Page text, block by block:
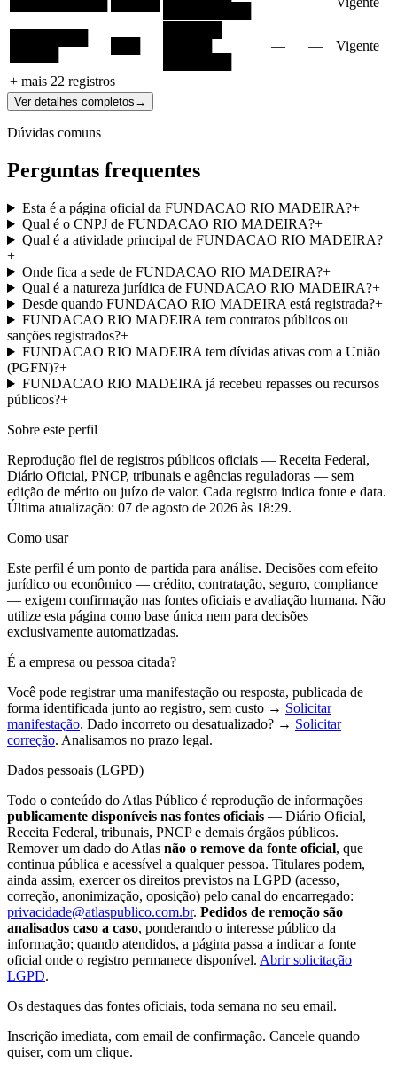
— — Vigente
+ mais 22 registros
Ver detalhes completos →
Dúvidas comuns
Perguntas frequentes
Esta é a página oficial da FUNDACAO RIO MADEIRA?+
Qual é o CNPJ de FUNDACAO RIO MADEIRA?+
Qual é a atividade principal de FUNDACAO RIO MADEIRA?
+
Onde fica a sede de FUNDACAO RIO MADEIRA?+
Qual é a natureza jurídica de FUNDACAO RIO MADEIRA?+
Desde quando FUNDACAO RIO MADEIRA está registrada?+
FUNDACAO RIO MADEIRA tem contratos públicos ou
sanções registrados?+
FUNDACAO RIO MADEIRA tem dívidas ativas com a União
(PGFN)?+
FUNDACAO RIO MADEIRA já recebeu repasses ou recursos
públicos?+
Sobre este perfil
Reprodução fiel de registros públicos oficiais — Receita Federal,
Diário Oficial, PNCP, tribunais e agências reguladoras — sem
edição de mérito ou juízo de valor. Cada registro indica fonte e data.
Última atualização: 07 de agosto de 2026 às 18:29.
Como usar
Este perfil é um ponto de partida para análise. Decisões com efeito
jurídico ou econômico — crédito, contratação, seguro, compliance
— exigem confirmação nas fontes oficiais e avaliação humana. Não
utilize esta página como base única nem para decisões
exclusivamente automatizadas.
É a empresa ou pessoa citada?
Você pode registrar uma manifestação ou resposta, publicada de
forma identificada junto ao registro, sem custo → Solicitar
manifestação. Dado incorreto ou desatualizado? → Solicitar
correção. Analisamos no prazo legal.
Dados pessoais (LGPD)
Todo o conteúdo do Atlas Público é reprodução de informações
publicamente disponíveis nas fontes oficiais — Diário Oficial,
Receita Federal, tribunais, PNCP e demais órgãos públicos.
Remover um dado do Atlas não o remove da fonte oficial, que
continua pública e acessível a qualquer pessoa. Titulares podem,
ainda assim, exercer os direitos previstos na LGPD (acesso,
correção, anonimização, oposição) pelo canal do encarregado:
privacidade@atlaspublico.com.br. Pedidos de remoção são
analisados caso a caso, ponderando o interesse público da
informação; quando atendidos, a página passa a indicar a fonte
oficial onde o registro permanece disponível. Abrir solicitação
LGPD.
Os destaques das fontes oficiais, toda semana no seu email.
Inscrição imediata, com email de confirmação. Cancele quando
quiser, com um clique.